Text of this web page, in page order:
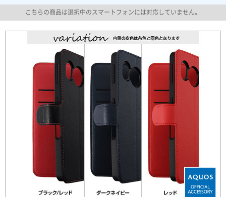
こちらの商品は選択中のスマートフォンには対応していません。